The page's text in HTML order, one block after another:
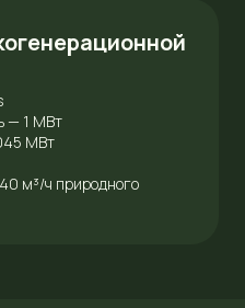
— 1 МВт
МВт
м³/ч природного